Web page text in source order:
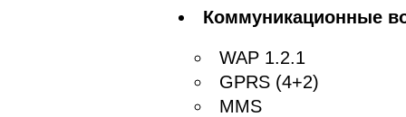
Коммуникационные
WAP 1.2.1
GPRS (4+2)
MMS